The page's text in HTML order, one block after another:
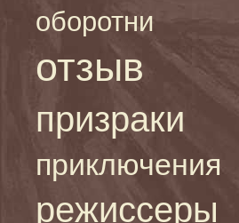
оборотни
отзыв
призраки
приключения
режиссеры